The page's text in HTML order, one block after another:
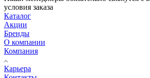
условия заказа
Каталог
Акции
Бренды
О компании
Компания
Карьера